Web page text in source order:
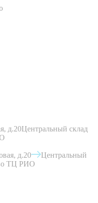
д.20Центральный склад
д.20
Центральный
ТЦ РИО